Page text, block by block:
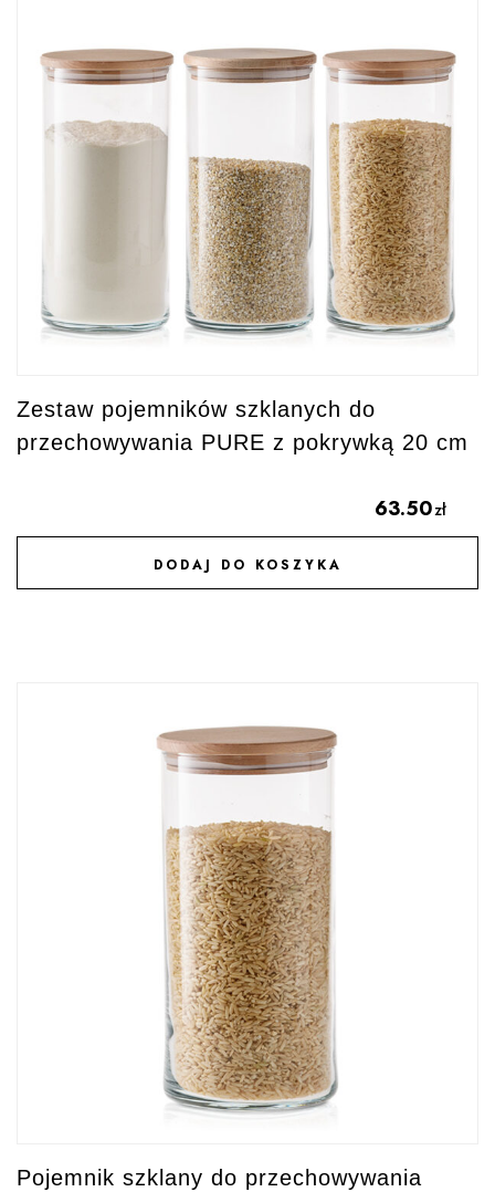
Zestaw pojemników szklanych do
przechowywania PURE z pokrywką 20 cm
63.50zł
DODAJ DO KOSZYKA
DODAJ DO ULUBIONYCH
Pojemnik szklany do przechowywania